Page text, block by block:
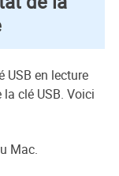
USB en lecture
clé USB. Voici
Mac.